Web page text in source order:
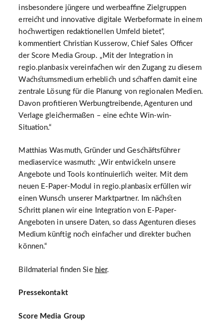
insbesondere jüngere und werbeaffine Zielgruppen
erreicht und innovative digitale Werbeformate in einem
hochwertigen redaktionellen Umfeld bietet“,
kommentiert Christian Kusserow, Chief Sales Officer
der Score Media Group. „Mit der Integration in
regio.planbasix vereinfachen wir den Zugang zu diesem
Wachstumsmedium erheblich und schaffen damit eine
zentrale Lösung für die Planung von regionalen Medien.
Davon profitieren Werbungtreibende, Agenturen und
Verlage gleichermaßen – eine echte Win-win-
Situation.“
Matthias Wasmuth, Gründer und Geschäftsführer
mediaservice wasmuth: „Wir entwickeln unsere
Angebote und Tools kontinuierlich weiter. Mit dem
neuen E-Paper-Modul in regio.planbasix erfüllen wir
einen Wunsch unserer Marktpartner. Im nächsten
Schritt planen wir eine Integration von E-Paper-
Angeboten in unsere Daten, so dass Agenturen dieses
Medium künftig noch einfacher und direkter buchen
können.“
Bildmaterial finden Sie hier.
Pressekontakt
Score Media Group